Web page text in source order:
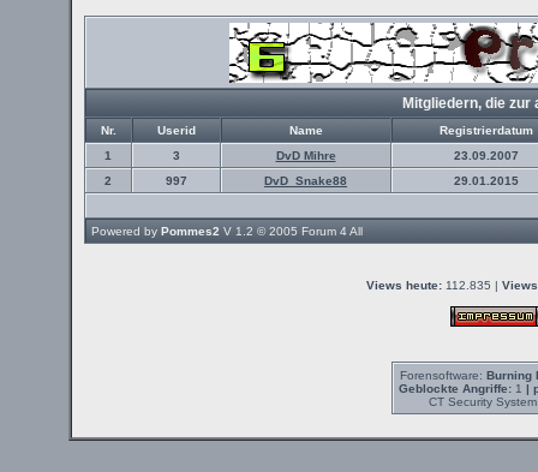
Mitgliedern, die
Nr. Userid Name
Registrierdatum
1
3 DvD Mihre
23.09.2007
2
997 DvD_Snake88 29.01.2015
Powered by Pommes2 V 1.2 © 2005 Forum 4 All
Views heute:112.835 |
Forensoftware: Burning
Geblockte Angriffe:1 |
CT Security